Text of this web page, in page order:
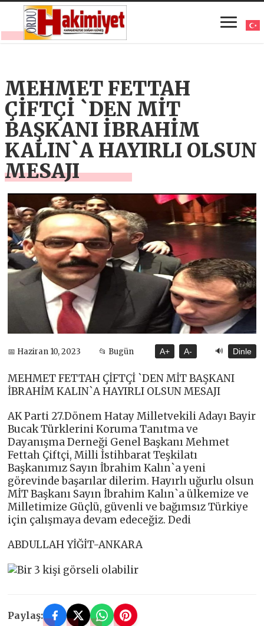
MEHMET FETTAH
ÇİFTÇİ `DEN MİT
BAŞKANI İBRAHİM
KALIN`A HAYIRLI OLSUN
MESAJI
📅 Haziran 10, 2023 📂 Bugün A+ A- 🔊 Dinle
MEHMET FETTAH ÇİFTÇİ `DEN MİT BAŞKANI
İBRAHİM KALIN`A HAYIRLI OLSUN MESAJI
AK Parti 27.Dönem Hatay Milletvekili Adayı Bayir
Bucak Türklerini Koruma Tanıtma ve
Dayanışma Derneği Genel Başkanı Mehmet
Fettah Çiftçi, Milli İstihbarat Teşkilatı
Başkanımız Sayın İbrahim Kalın`a yeni
görevinde başarılar dilerim. Hayırlı uğurlu olsun
MİT Başkanı Sayın İbrahim Kalın`a ülkemize ve
Milletimize Güçlü, güvenli ve bağımsız Türkiye
için çalışmaya devam edeceğiz. Dedi
ABDULLAH YİĞİT-ANKARA
Paylaş: